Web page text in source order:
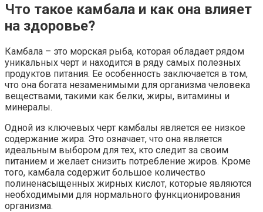
Что такое камбала и как она влияет
на здоровье?
Камбала – это морская рыба, которая обладает рядом
уникальных черт и находится в ряду самых полезных
продуктов питания. Ее особенность заключается в том,
что она богата незаменимыми для организма человека
веществами, такими как белки, жиры, витамины и
минералы.
Одной из ключевых черт камбалы является ее низкое
содержание жира. Это означает, что она является
идеальным выбором для тех, кто следит за своим
питанием и желает снизить потребление жиров. Кроме
того, камбала содержит большое количество
полиненасыщенных жирных кислот, которые являются
необходимыми для нормального функционирования
организма.